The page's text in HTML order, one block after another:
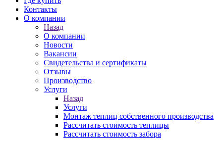
Контакты
О компании
Назад
О компании
Новости
Вакансии
Свидетельства и сертификаты
Отзывы
Производство
Услуги
Назад
Услуги
Монтаж теплиц собственного производства
Рассчитать стоимость теплицы
Рассчитать стоимость забора